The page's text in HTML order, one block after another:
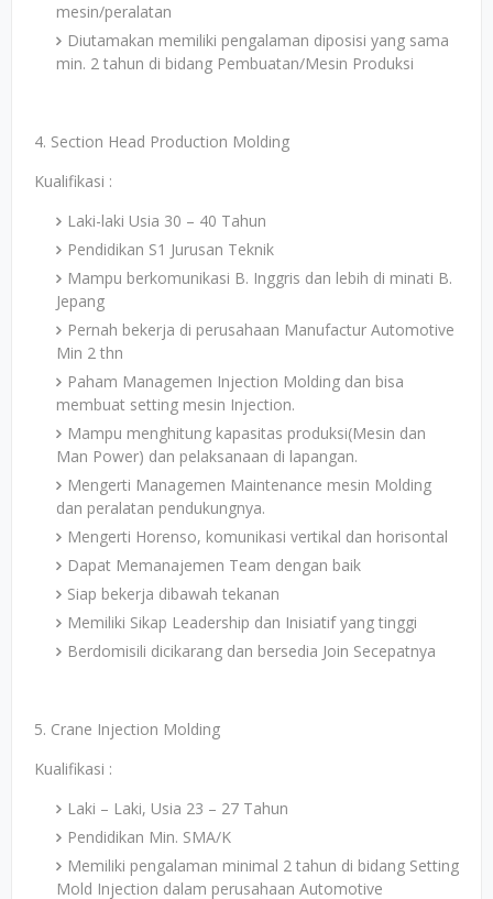
mesin/peralatan
Diutamakan memiliki pengalaman diposisi yang sama
min. 2 tahun di bidang Pembuatan/Mesin Produksi
4. Section Head Production Molding
Kualifikasi :
Laki-laki Usia 30 – 40 Tahun
Pendidikan S1 Jurusan Teknik
Mampu berkomunikasi B. Inggris dan lebih di minati B.
Jepang
Pernah bekerja di perusahaan Manufactur Automotive
Min 2 thn
Paham Managemen Injection Molding dan bisa
membuat setting mesin Injection.
Mampu menghitung kapasitas produksi(Mesin dan
Man Power) dan pelaksanaan di lapangan.
Mengerti Managemen Maintenance mesin Molding
dan peralatan pendukungnya.
Mengerti Horenso, komunikasi vertikal dan horisontal
Dapat Memanajemen Team dengan baik
Siap bekerja dibawah tekanan
Memiliki Sikap Leadership dan Inisiatif yang tinggi
Berdomisili dicikarang dan bersedia Join Secepatnya
5. Crane Injection Molding
Kualifikasi :
Laki – Laki, Usia 23 – 27 Tahun
Pendidikan Min. SMA/K
Memiliki pengalaman minimal 2 tahun di bidang Setting
Mold Injection dalam perusahaan Automotive